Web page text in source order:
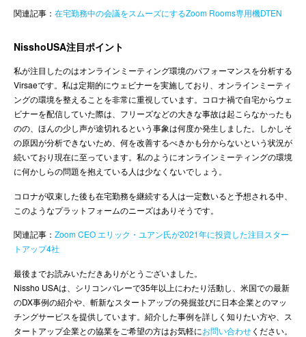
関連記事： 在宅勤務中の会議をスムーズにするZoom Rooms専用機DTEN
NisshoUSA注目ポイント
私が注目したのはオンラインミーティング環境のパフォーマンスを分析する
Virsaeです。私は定期的にウェビナーを実施しており、オンラインミーティ
ングの環境を整えることを非常に重視しています。コロナ禍で自宅からウェ
ビナーを配信していた際は、フリーズなどの大きな事故は起こらなかったも
のの、ほんの少し声が途切れるという事象は何度か発生しました。しかしそ
の原因が分析できないため、何を改善するべきかも分からないという状況が
続いており現在に至っています。私のようにオンラインミーティングの環境
に何かしらの問題を抱えている人は少なくないでしょう。
コロナが収束した後も在宅勤務を継続する人は一定数いると予想される中、
このようなプラットフォームのニーズはありそうです。
関連記事： Zoom CEO エリック・ユアン氏が2021年に投資した注目スター
トアップ4社
最後までお読みいただきありがとうございました。
Nissho USAは、シリコンバレーで35年以上にわたり活動し、米国での最新
のDX事例の紹介や、斬新なスタートアップの発掘並びに日本企業とのマッ
チングサービスを提供しています。紹介した事例を詳しく知りたい方や、ス
タートアップ企業との協業をご希望の方はお気軽にお問い合わせください。